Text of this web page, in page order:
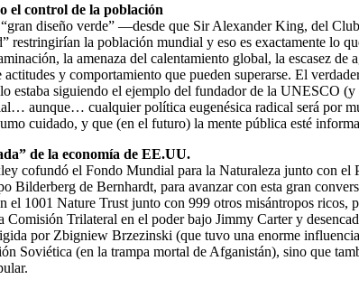
el control de la población
diseño verde” —desde que Sir Alexander King, del
restringirían la población mundial y eso es exactamente lo
la amenaza del calentamiento global, la escasez
y comportamiento que pueden superarse. El
estaba siguiendo el ejemplo del fundador de la UNESCO
aunque… cualquier política eugenésica radical será por
cuidado, y que (en el futuro) la mente pública esté
de la economía de EE.UU.
cofundó el Fondo Mundial para la Naturaleza junto con
Bilderberg de Bernhardt, para avanzar con esta gran
el 1001 Nature Trust junto con 999 otros misántropos
Comisión Trilateral en el poder bajo Jimmy Carter y
por Zbigniew Brzezinski (que tuvo una enorme
Soviética (en la trampa mortal de Afganistán), sino que